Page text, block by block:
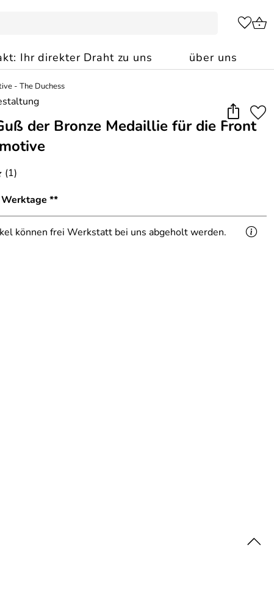
Ihr direkter Draht zu uns über uns
- The Duchess
der Bronze Medaillie für die Front
(1)
**
können frei Werkstatt bei uns abgeholt werden.